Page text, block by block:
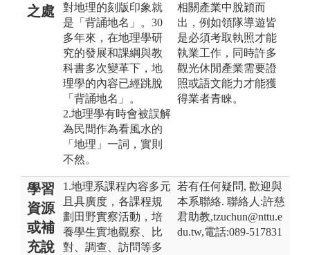
之處
對地理的刻版印象就
是「背誦地名」。30
多年來，在地理學研
究的發展和課綱與教
科書多次變革下，地
理學的內容已經跳脫
「背誦地名」。
2.地理學有時會被誤解
為民間作為看風水的
「地理」一詞，實則
不然。
相關產業中脫穎而
出，例如領隊導遊皆
是必須考取執照才能
執業工作，同時許多
觀光休閒產業需要證
照或語文能力才能獲
得業者青睞。
學習
資源
或補
充說
1.地理系課程內容多元
且具廣度，各課程規
劃田野實察活動，培
養學生實地觀察、比
對、調查、訪問等多
若有任何疑問, 歡迎與
本系聯絡. 聯絡人:許慈
君助教,tzuchun@nttu.e
du.tw,電話:089-517831